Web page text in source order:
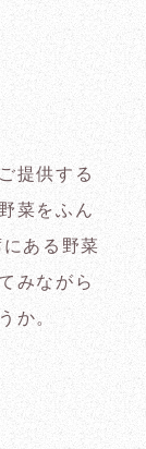
提供する
菜をふん
ある野菜
みながら
か。